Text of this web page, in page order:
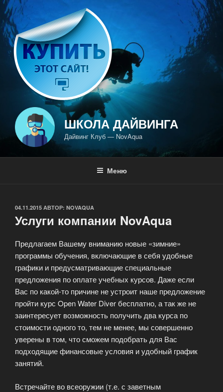
Перейти
к
содержимому
ШКОЛА ДАЙВИНГА
Дайвинг Клуб — NovAqua
Меню
ОПУБЛИКОВАНО
04.11.2015 АВТОР: NOVAQUA
Услуги компании NovAqua
Предлагаем Вашему вниманию новые «зимние»
программы обучения, включающие в себя удобные
графики и предусматривающие специальные
предложения по оплате учебных курсов. Даже если
Вас по какой-то причине не устроит наше предложение
пройти курс Open Water Diver бесплатно, а так же не
заинтересует возможность получить два курса по
стоимости одного то, тем не менее, мы совершенно
уверены в том, что сможем подобрать для Вас
подходящие финансовые условия и удобный график
занятий.
Встречайте во всеоружии (т.е. с заветным